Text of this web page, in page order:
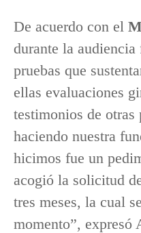
De acuerdo con el
durante la audiencia
pruebas que
ellas evaluaciones
testimonios de otras
haciendo nuestra
hicimos fue un
acogió la solicitud
tres meses, la cual
momento”, expresó